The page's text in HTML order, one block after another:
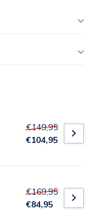
€149,95
€104,95
€169,95
€84,95